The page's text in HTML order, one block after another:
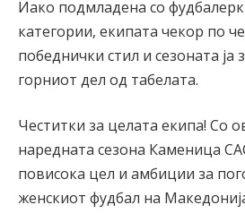
Иако подмладена со
категории, екипата чекор по
победнички стил и сезоната ја
горниот дел од табелата.
Честитки за целата екипа! Со
наредната сезона Каменица
повисока цел и амбиции за
женскиот фудбал на